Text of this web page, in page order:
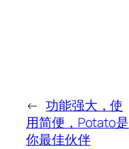
← 功能强大，使
用简便，Potato是
你最佳伙伴